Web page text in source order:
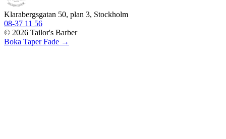
Klarabergsgatan 50, plan 3, Stockholm
08-37 11 56
© 2026 Tailor's Barber
Boka Taper Fade →